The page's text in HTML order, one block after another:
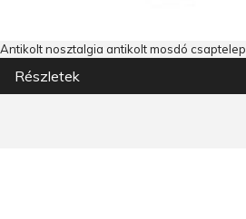
Antikolt nosztalgia antikolt mosdó csaptelep
Részletek